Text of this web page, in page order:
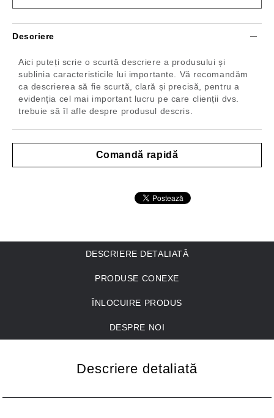
Descriere
Aici puteți scrie o scurtă descriere a produsului și
sublinia caracteristicile lui importante. Vă recomandăm
ca descrierea să fie scurtă, clară și precisă, pentru a
evidenția cel mai important lucru pe care clienții dvs.
trebuie să îl afle despre produsul descris.
Comandă rapidă
DESCRIERE DETALIATĂ
PRODUSE CONEXE
ÎNLOCUIRE PRODUS
DESPRE NOI
Descriere detaliată